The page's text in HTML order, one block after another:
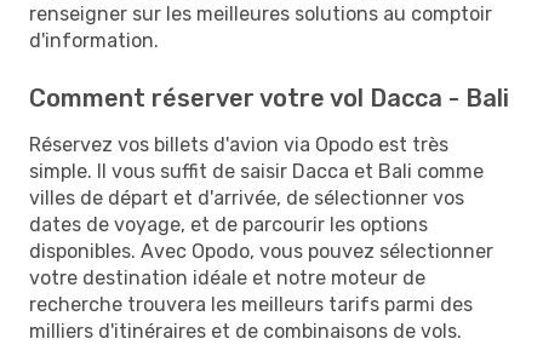
renseigner sur les meilleures solutions au comptoir
d'information.
Comment réserver votre vol Dacca - Bali
Réservez vos billets d'avion via Opodo est très
simple. Il vous suffit de saisir Dacca et Bali comme
villes de départ et d'arrivée, de sélectionner vos
dates de voyage, et de parcourir les options
disponibles. Avec Opodo, vous pouvez sélectionner
votre destination idéale et notre moteur de
recherche trouvera les meilleurs tarifs parmi des
milliers d'itinéraires et de combinaisons de vols.